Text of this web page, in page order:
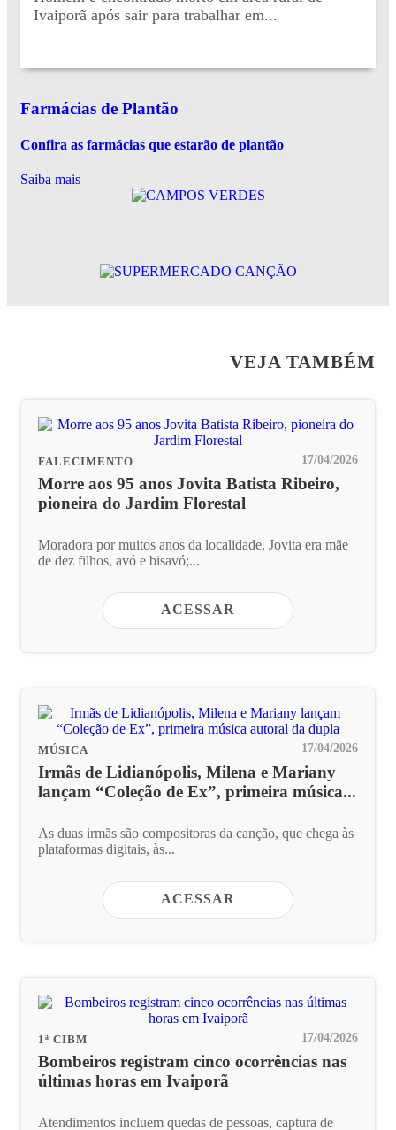
Ivaiporã após sair para trabalhar em...
Farmácias de Plantão
Confira as farmácias que estarão de plantão
Saiba mais
VEJA TAMBÉM
FALECIMENTO 17/04/2026
Morre aos 95 anos Jovita Batista Ribeiro,
pioneira do Jardim Florestal
Moradora por muitos anos da localidade, Jovita era mãe
de dez filhos, avó e bisavó;...
ACESSAR
MÚSICA 17/04/2026
Irmãs de Lidianópolis, Milena e Mariany
lançam “Coleção de Ex”, primeira música...
As duas irmãs são compositoras da canção, que chega às
plataformas digitais, às...
ACESSAR
1ª CIBM 17/04/2026
Bombeiros registram cinco ocorrências nas
últimas horas em Ivaiporã
Atendimentos incluem quedas de pessoas, captura de